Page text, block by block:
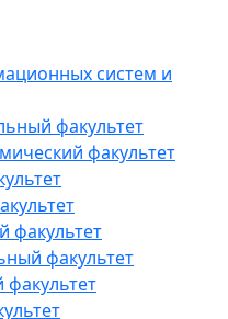
систем и
факультет
факультет
факультет
факультет
факультет